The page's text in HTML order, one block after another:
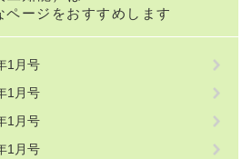
ページをおすすめします
1月号
1月号
1月号
1月号